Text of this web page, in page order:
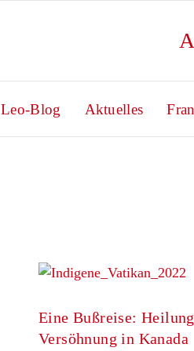
Leo-Blog Aktuelles
Eine Bußreise:
Versöhnung in Kanada